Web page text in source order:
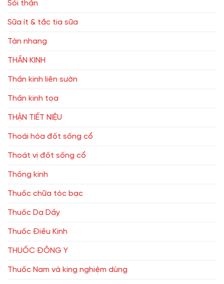
Sỏi thận
Sữa ít & tắc tia sữa
Tàn nhang
THẦN KINH
Thần kinh liên sườn
Thần kinh tọa
THẬN TIẾT NIỆU
Thoái hóa đốt sống cổ
Thoát vị đốt sống cổ
Thống kinh
Thuốc chữa tóc bạc
Thuốc Dạ Dầy
Thuốc Điều Kinh
THUỐC ĐÔNG Y
Thuốc Nam và king nghiệm dùng